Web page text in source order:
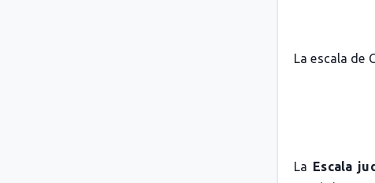
La escala de
La Escala